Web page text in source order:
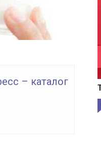
– каталог